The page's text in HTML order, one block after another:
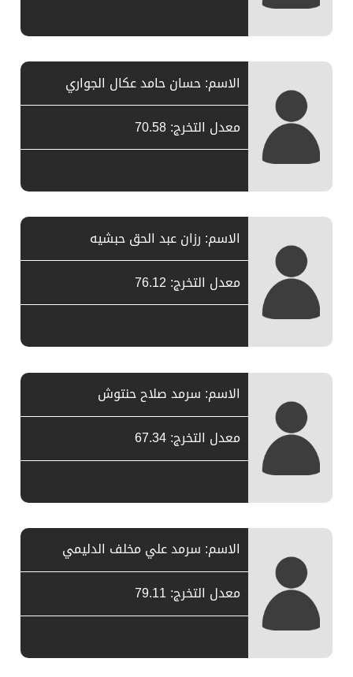
الاسم: حسان حامد عكال الجواري
معدل التخرج: 70.58
الاسم: رزان عبد الحق حبشيه
معدل التخرج: 76.12
الاسم: سرمد صلاح حنتوش
معدل التخرج: 67.34
الاسم: سرمد علي مخلف الدليمي
معدل التخرج: 79.11